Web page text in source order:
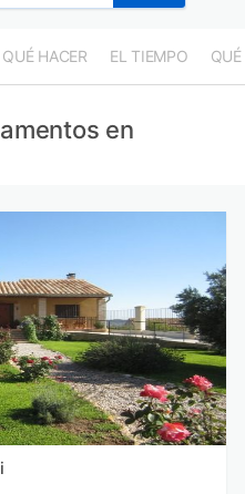
QUÉ HACER EL TIEMPO QUÉ
en